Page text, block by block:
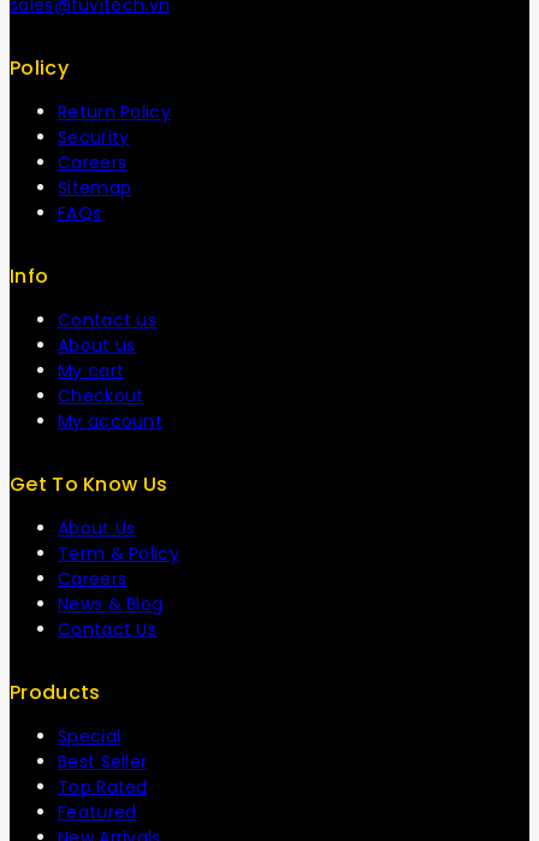
sales@fuvitech.vn
Policy
Return Policy
Security
Careers
Sitemap
FAQs
Info
Contact us
About us
My cart
Checkout
My account
Get To Know Us
About Us
Term & Policy
Careers
News & Blog
Contact Us
Products
Special
Best Seller
Top Rated
Featured